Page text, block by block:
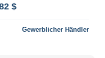
$
Gewerblicher Händler